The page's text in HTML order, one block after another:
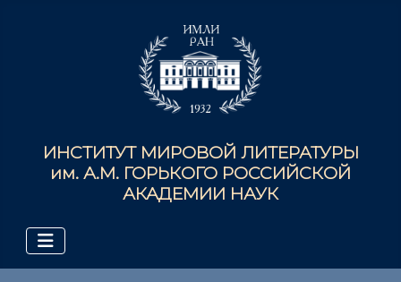
ИНСТИТУТ МИРОВОЙ ЛИТЕРАТУРЫ
им. А.М. ГОРЬКОГО РОССИЙСКОЙ
АКАДЕМИИ НАУК